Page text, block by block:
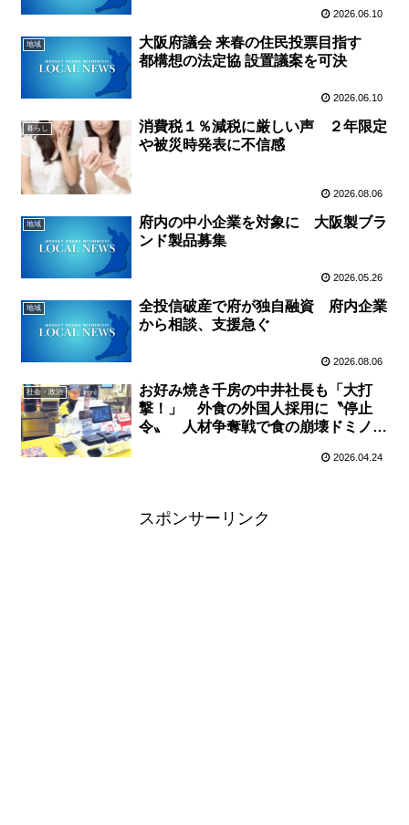
2026.06.10
地域
大阪府議会 来春の住民投票目指す
都構想の法定協 設置議案を可決
2026.06.10
暮らし
消費税１％減税に厳しい声 ２年限定
や被災時発表に不信感
2026.08.06
地域
府内の中小企業を対象に 大阪製ブラ
ンド製品募集
2026.05.26
地域
全投信破産で府が独自融資 府内企業
から相談、支援急ぐ
2026.08.06
社会・政治
お好み焼き千房の中井社長も「大打
撃！」 外食の外国人採用に〝停止
令〟 人材争奪戦で食の崩壊ドミノの
2026.04.24
スポンサーリンク